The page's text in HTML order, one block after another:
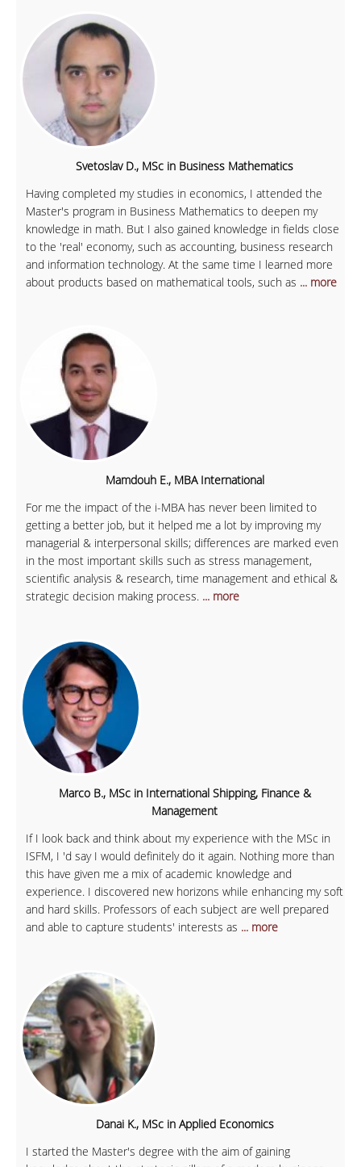
Svetoslav D., MSc in Business Mathematics
Having completed my studies in economics, I attended the
Master's program in Business Mathematics to deepen my
knowledge in math. But I also gained knowledge in fields close
to the 'real' economy, such as accounting, business research
and information technology. At the same time I learned more
about products based on mathematical tools, such as ... more
Mamdouh E., MBA International
For me the impact of the i-MBA has never been limited to
getting a better job, but it helped me a lot by improving my
managerial & interpersonal skills; differences are marked even
in the most important skills such as stress management,
scientific analysis & research, time management and ethical &
strategic decision making process. ... more
Marco B., MSc in International Shipping, Finance &
Management
If I look back and think about my experience with the MSc in
ISFM, I 'd say I would definitely do it again. Nothing more than
this have given me a mix of academic knowledge and
experience. I discovered new horizons while enhancing my soft
and hard skills. Professors of each subject are well prepared
and able to capture students' interests as ... more
Danai K., MSc in Applied Economics
I started the Master's degree with the aim of gaining